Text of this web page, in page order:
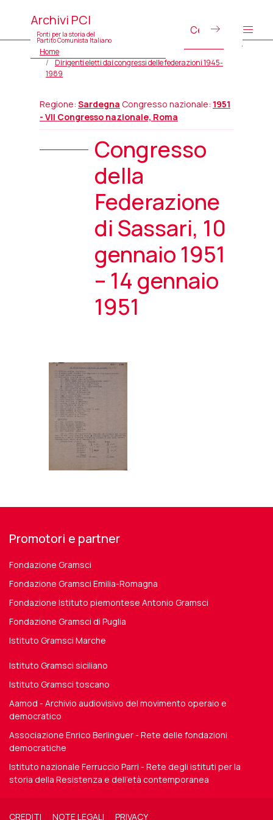
Archivi PCI
Fonti per la storia del
Partito Comunista Italiano
Home
Dirigenti eletti dai congressi delle federazioni 1945-
1989
Regione: Sardegna Congresso nazionale: 1951
- VII Congresso nazionale, Roma
Congresso
della
Federazione
di Sassari, 10
gennaio 1951
– 14 gennaio
1951
Promotori e partner
Fondazione Gramsci
Fondazione Gramsci Emilia-Romagna
Fondazione Istituto piemontese Antonio Gramsci
Fondazione Gramsci di Puglia
Istituto Gramsci Marche
Istituto Gramsci siciliano
Istituto Gramsci toscano
Aamod - Archivio audiovisivo del movimento operaio e
democratico
Associazione Enrico Berlinguer - Rete delle fondazioni
democratiche
Istituto nazionale Ferruccio Parri - Rete degli istituti per la
storia della Resistenza e dell'età contemporanea
CREDITI NOTE LEGALI PRIVACY